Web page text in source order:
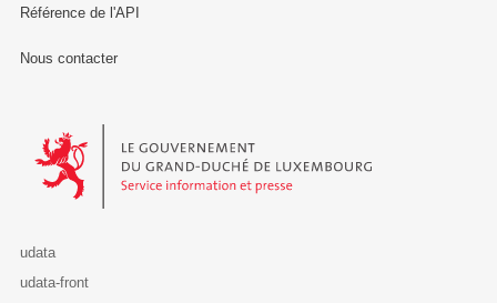
Référence de l'API
Nous contacter
Le Gouvernement du Grand-Duché de Luxembourg - Service
udata
udata-front